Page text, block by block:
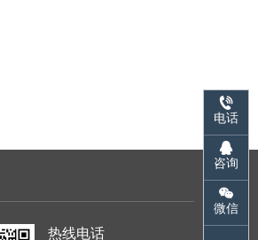
热线电话
电话
咨询
微信